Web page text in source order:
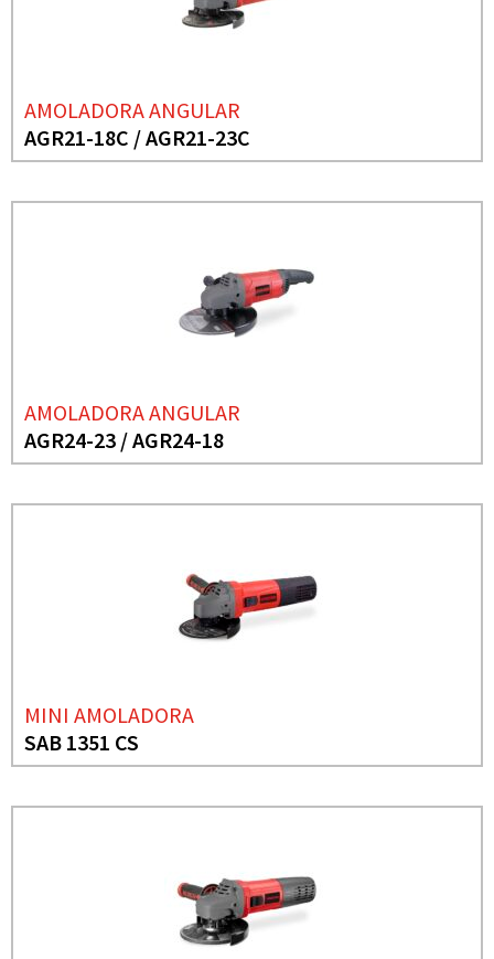
AMOLADORA ANGULAR
AGR21-18C / AGR21-23C
AMOLADORA ANGULAR
AGR24-23 / AGR24-18
MINI AMOLADORA
SAB 1351 CS